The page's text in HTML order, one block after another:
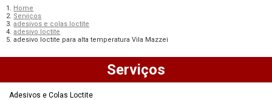
Home
Serviços
adesivos e colas loctite
adesivo loctite
adesivo loctite para alta temperatura Vila Mazzei
Serviços
Adesivos e Colas Loctite